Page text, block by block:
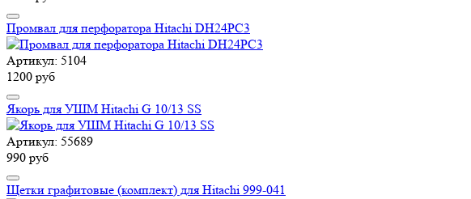
Промвал для перфоратора Hitachi DH24PC3
Артикул: 5104
1200 руб
Якорь для УШМ Hitachi G 10/13 SS
Артикул: 55689
990 руб
Щетки графитовые (комплект) для Hitachi 999-041